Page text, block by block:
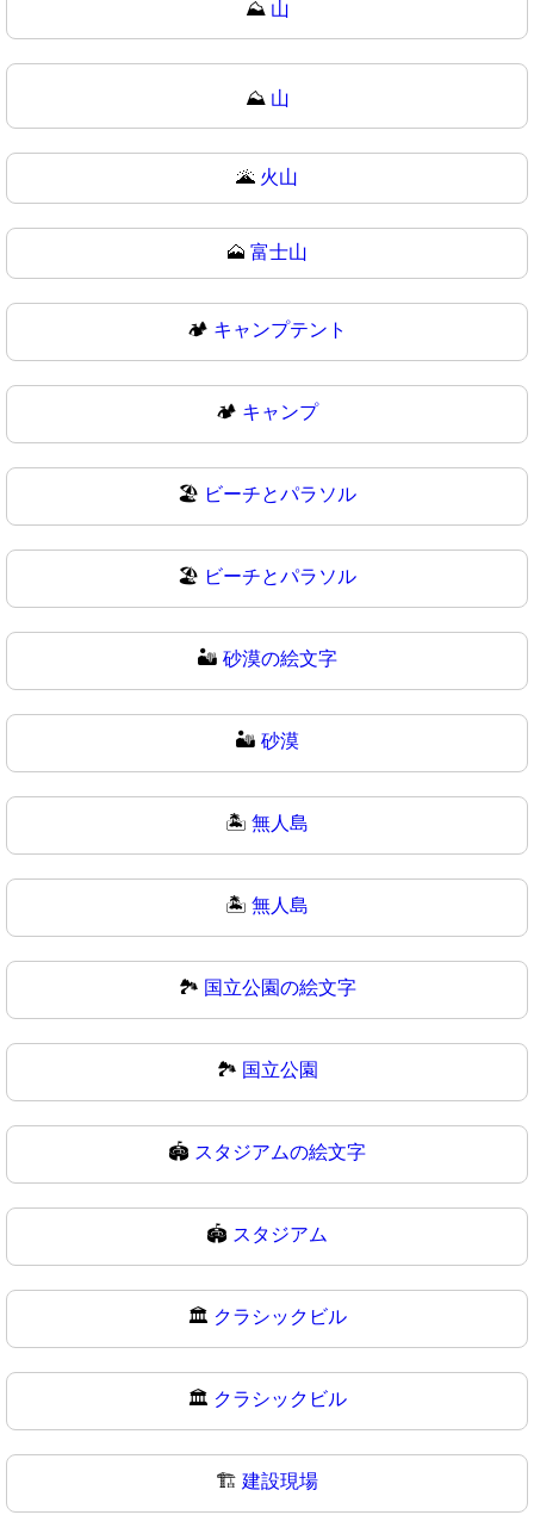
⛰️ 山
⛰ 山
🌋 火山
🗻 富士山
🏕️ キャンプテント
🏕 キャンプ
🏖️ ビーチとパラソル
🏖 ビーチとパラソル
🏜️ 砂漠の絵文字
🏜 砂漠
🏝️ 無人島
🏝 無人島
🏞️ 国立公園の絵文字
🏞 国立公園
🏟️ スタジアムの絵文字
🏟 スタジアム
🏛️ クラシックビル
🏛 クラシックビル
🏗️ 建設現場